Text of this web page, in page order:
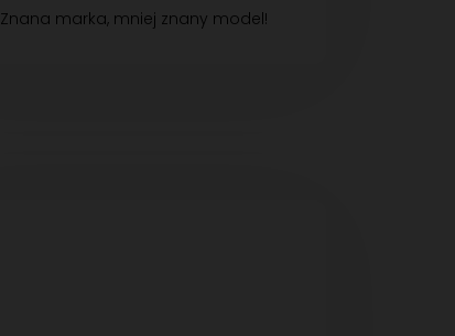
Znana marka, mniej znany model!